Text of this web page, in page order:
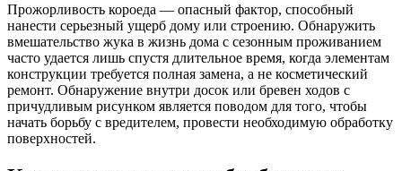
Прожорливость короеда — опасный фактор, способный
нанести серьезный ущерб дому или строению. Обнаружить
вмешательство жука в жизнь дома с сезонным проживанием
часто удается лишь спустя длительное время, когда элементам
конструкции требуется полная замена, а не косметический
ремонт. Обнаружение внутри досок или бревен ходов с
причудливым рисунком является поводом для того, чтобы
начать борьбу с вредителем, провести необходимую обработку
поверхностей.